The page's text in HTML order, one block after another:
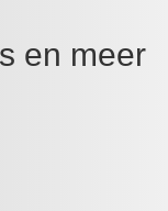
en meer